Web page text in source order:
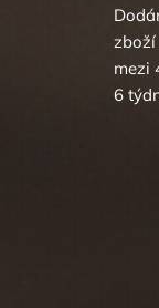
zboží
mezi
6